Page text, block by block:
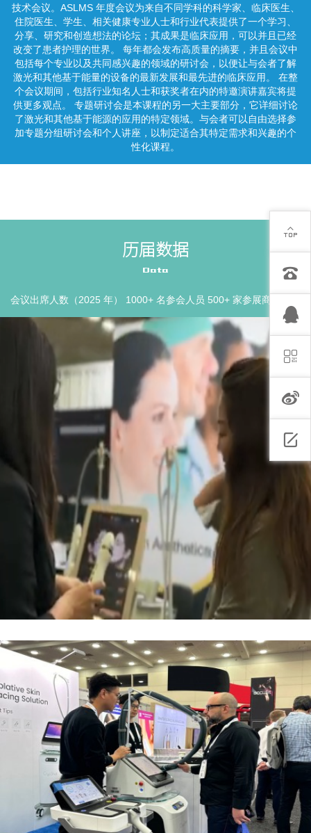
技术会议。ASLMS 年度会议为来自不同学科的科学家、临床医生、
住院医生、学生、相关健康专业人士和行业代表提供了一个学习、
分享、研究和创造想法的论坛；其成果是临床应用，可以并且已经
改变了患者护理的世界。 每年都会发布高质量的摘要，并且会议中
包括每个专业以及共同感兴趣的领域的研讨会，以便让与会者了解
激光和其他基于能量的设备的最新发展和最先进的临床应用。 在整
个会议期间，包括行业知名人士和获奖者在内的特邀演讲嘉宾将提
供更多观点。 专题研讨会是本课程的另一大主要部分，它详细讨论
了激光和其他基于能源的应用的特定领域。与会者可以自由选择参
加专题分组研讨会和个人讲座，以制定适合其特定需求和兴趣的个
性化课程。
历届数据
Data
会议出席人数（2025 年） 1000+ 名参会人员 500+ 家参展商及展厅